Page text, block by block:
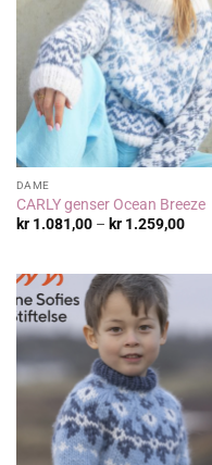
DAME
CARLY genser Ocean Breeze
kr1.081,00 – kr1.259,00